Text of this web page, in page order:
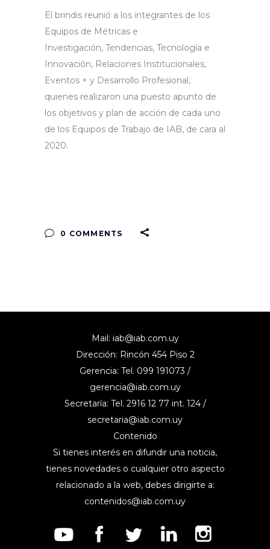
El brindis reunió a los integrantes de los
Equipos de Métricas e
Investigación, Tendencias, Tecnología e
Innovación, Relaciones Institucionales,
Eventos + y Desarrollo Profesional,
quienes realizaron una puesto apunto de
los objetivos y plan de acción de cada uno
de los Equipos de Trabajo de IAB, de cara al
2020.
0 COMMENTS
Mail: iab@iab.com.uy
Dirección: Rincón 454 Piso 2
Gerencia: Tel. 099 191073 /
gerencia@iab.com.uy
Secretaría: Tel. 2916 12 77 int. 124 /
secretaria@iab.com.uy
Contenido
Si tienes interés en difundir una noticia,
tienes novedades o cualquier otro aspecto
relacionado a la web, debes dirigirte a:
contenidos@iab.com.uy